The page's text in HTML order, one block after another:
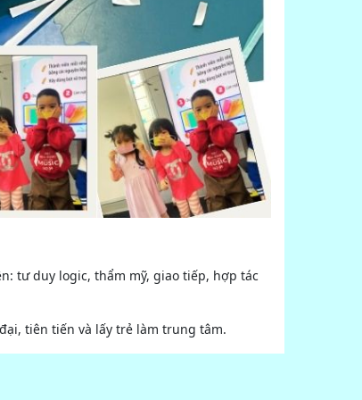
tư duy logic, thẩm mỹ, giao tiếp, hợp tác
tiên tiến và lấy trẻ làm trung tâm.